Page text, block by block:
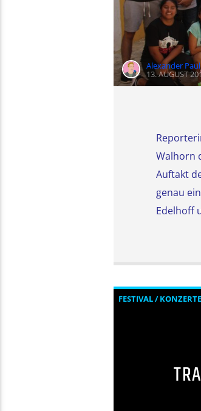
Alexander
13. AUGUST
Walhorn
Auftakt
genau
Edelhoff
FESTIVAL / KONZERTE